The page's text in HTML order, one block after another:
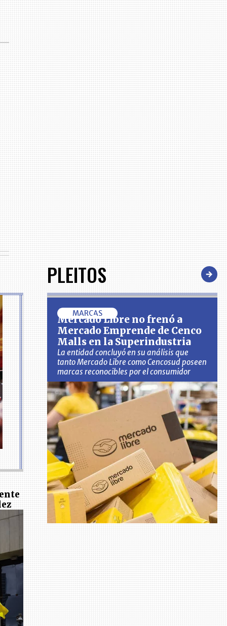
PLEITOS
MARCAS
Mercado Libre no frenó a
Mercado Emprende de Cenco
Malls en la Superindustria
La entidad concluyó en su análisis que
tanto Mercado Libre como Cencosud poseen
marcas reconocibles por el consumidor